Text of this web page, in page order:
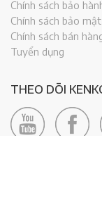
Chính sách bảo
Chính sách bảo mật
Chính sách bán
Tuyển dụng
THEO DÕI